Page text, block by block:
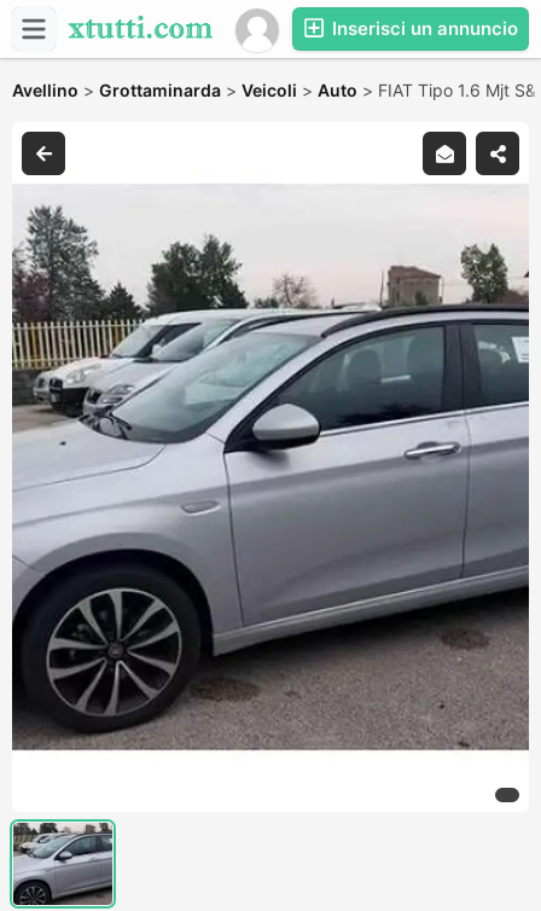
Inserisci un annuncio
Avellino > Grottaminarda > Veicoli > Auto > FIAT Tipo 1.6 Mjt